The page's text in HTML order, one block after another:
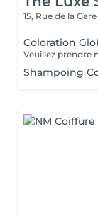
15, Rue de la Gare
Coloration
Shampoing